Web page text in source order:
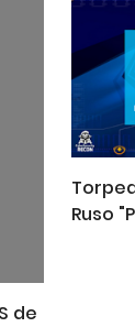
de
Ruso